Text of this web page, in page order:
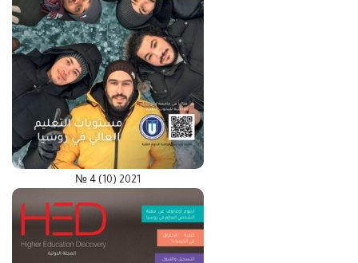
№ 4 (10) 2021